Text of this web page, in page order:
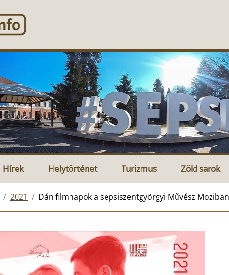
Hírek Helytörténet Turizmus Zöld sarok
2021 Dán filmnapok a sepsiszentgyörgyi Művész Moziban